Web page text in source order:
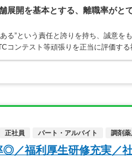
展開を基本とする、離職率がと
る”という責任と誇りを持ち、誠意を
コンテスト等頑張りを正当に評価す
正社員 パート・アルバイト 調剤薬
◎／福利厚生研修充実／